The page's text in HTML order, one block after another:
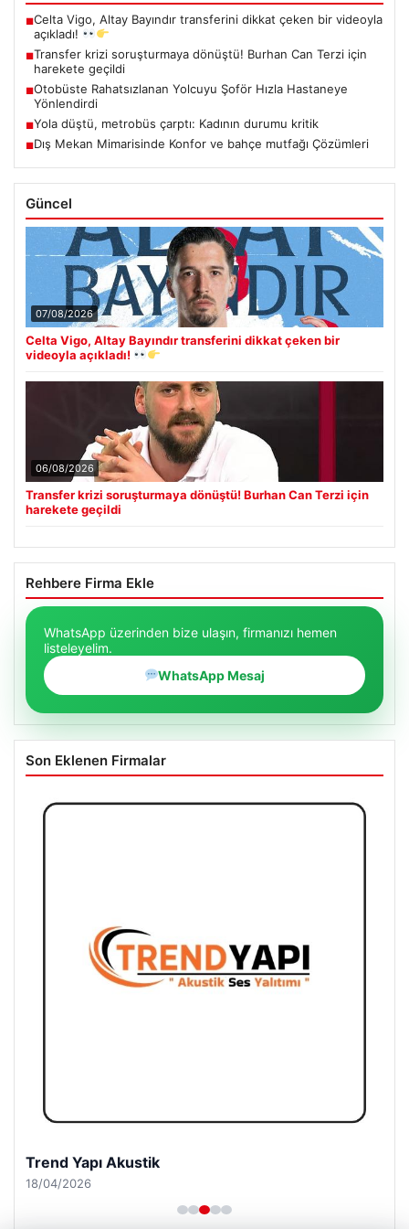
■Celta Vigo, Altay Bayındır transferini dikkat çeken bir videoyla
açıkladı!
■Transfer krizi soruşturmaya dönüştü! Burhan Can Terzi için
harekete geçildi
■Otobüste Rahatsızlanan Yolcuyu Şoför Hızla Hastaneye
Yönlendirdi
■Yola düştü, metrobüs çarptı: Kadının durumu kritik
■Dış Mekan Mimarisinde Konfor ve bahçe mutfağı Çözümleri
Güncel
07/08/2026
Celta Vigo, Altay Bayındır transferini dikkat çeken bir
videoyla açıkladı!
06/08/2026
Transfer krizi soruşturmaya dönüştü! Burhan Can Terzi için
harekete geçildi
Rehbere Firma Ekle
WhatsApp üzerinden bize ulaşın, firmanızı hemen
listeleyelim.
WhatsApp Mesaj
Son Eklenen Firmalar
Trend Yapı Akustik
18/04/2026